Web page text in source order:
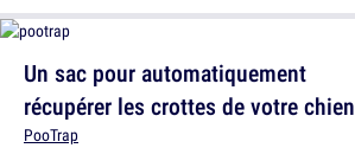
Un sac pour automatiquement
récupérer les crottes de votre chien
PooTrap